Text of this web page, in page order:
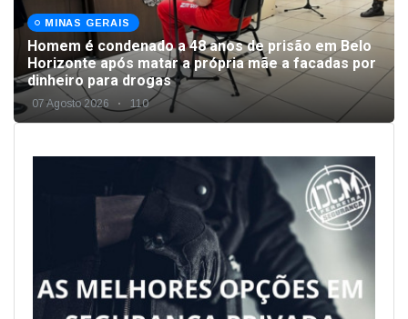
MINAS GERAIS
Homem é condenado a 48 anos de prisão em Belo
Horizonte após matar a própria mãe a facadas por
dinheiro para drogas
07 Agosto 2026 110